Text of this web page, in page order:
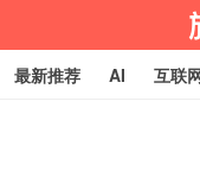
最新推荐 AI 互联